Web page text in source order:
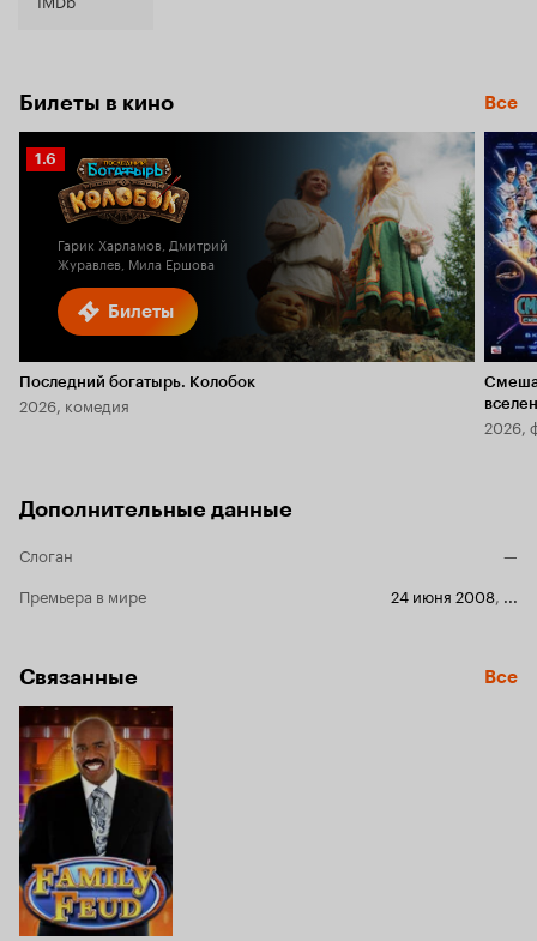
Билеты в кино Все
Билеты
Рейтинг
Кинопоиска
1.6
Гарик Харламов, Дмитрий
Журавлев, Мила Ершова
Последний богатырь. Колобок
2026, комедия
2026,
Дополнительные данные
Слоган
—
Премьера в мире
24 июня 2008, ...
Связанные Все